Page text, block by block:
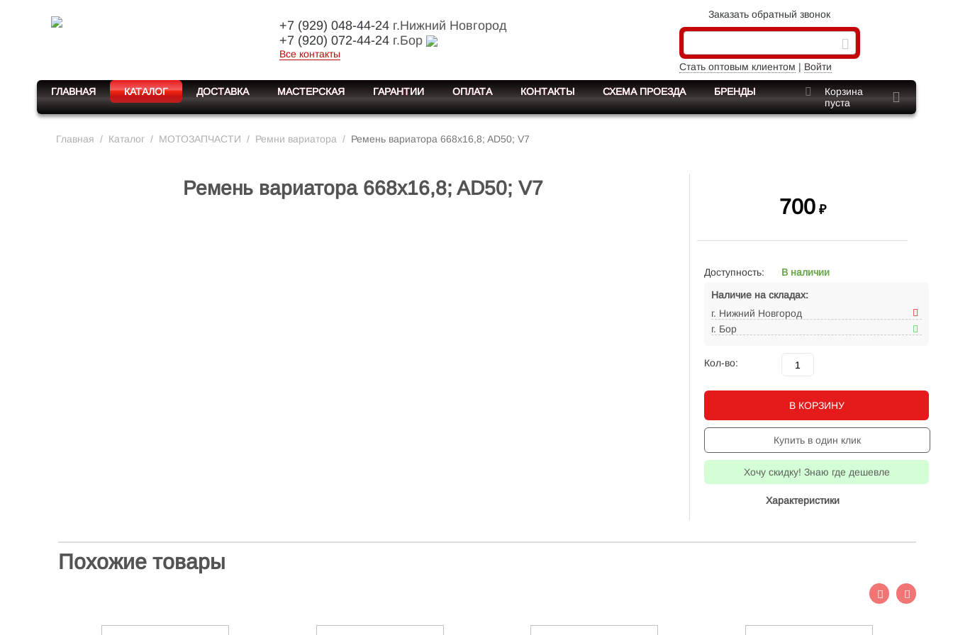
+7 (929) 048-44-24г.Нижний Новгород
+7 (920) 072-44-24г.Бор
Все контакты
Заказать обратный звонок
Стать оптовым клиентом | Войти
ГЛАВНАЯ КАТАЛОГ ДОСТАВКА МАСТЕРСКАЯ ГАРАНТИИ ОПЛАТА КОНТАКТЫ СХЕМА ПРОЕЗДА БРЕНДЫ
Корзина
пуста
Главная / Каталог / МОТОЗАПЧАСТИ / Ремни вариатора / Ремень вариатора 668x16,8; AD50; V7
Ремень вариатора 668x16,8; AD50; V7
700 ₽
Доступность:
В наличии
Наличие на складах:
г. Нижний Новгород
г. Бор
Кол-во:
В КОРЗИНУ
Купить в один клик
Хочу скидку! Знаю где дешевле
Характеристики
Похожие товары